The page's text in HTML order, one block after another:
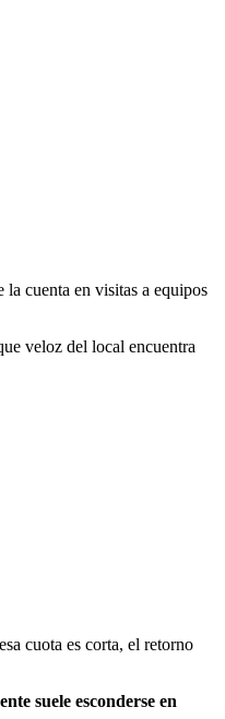
la cuenta en visitas a equipos
veloz del local encuentra
cuota es corta, el retorno
suele esconderse en